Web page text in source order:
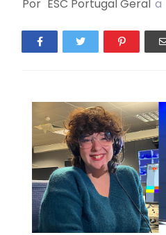
Por ESC Portugal Geral a